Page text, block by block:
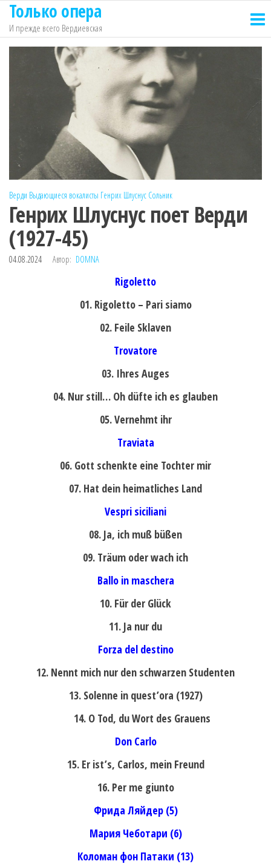
Перейти
содержимому
Только опера
И прежде всего Вердиевская
Верди Выдающиеся вокалисты Генрих Шлуснус Сольник
Генрих Шлуснус поет Верди
(1927-45)
04.08.2024 Автор: DOMNA
Rigoletto
01. Rigoletto – Pari siamo
02. Feile Sklaven
Trovatore
03. Ihres Auges
04. Nur still… Oh düfte ich es glauben
05. Vernehmt ihr
Traviata
06. Gott schenkte eine Tochter mir
07. Hat dein heimatliches Land
Vespri siciliani
08. Ja, ich muß büßen
09. Träum oder wach ich
Ballo in maschera
10. Für der Glück
11. Ja nur du
Forza del destino
12. Nennt mich nur den schwarzen Studenten
13. Solenne in quest’ora (1927)
14. O Tod, du Wort des Grauens
Don Carlo
15. Er ist’s, Carlos, mein Freund
16. Per me giunto
Фрида Ляйдер (5)
Мария Чеботари (6)
Коломан фон Патаки (13)